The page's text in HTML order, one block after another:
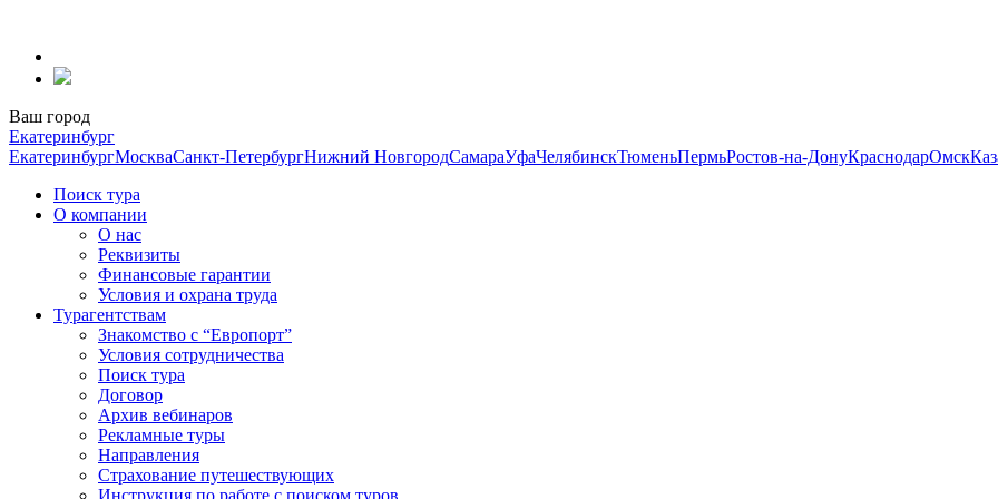
содержанию
Ваш город
Екатеринбург
ЕкатеринбургМоскваСанкт-ПетербургНижний НовгородСамараУфаЧелябинскТюменьПермьРостов-на-ДонуКраснодарОмск
Поиск тура
О компании
О нас
Реквизиты
Финансовые гарантии
Условия и охрана труда
Турагентствам
Знакомство с “Европорт”
Условия сотрудничества
Поиск тура
Договор
Архив вебинаров
Рекламные туры
Направления
Страхование путешествующих
Инструкция по работе с поиском туров